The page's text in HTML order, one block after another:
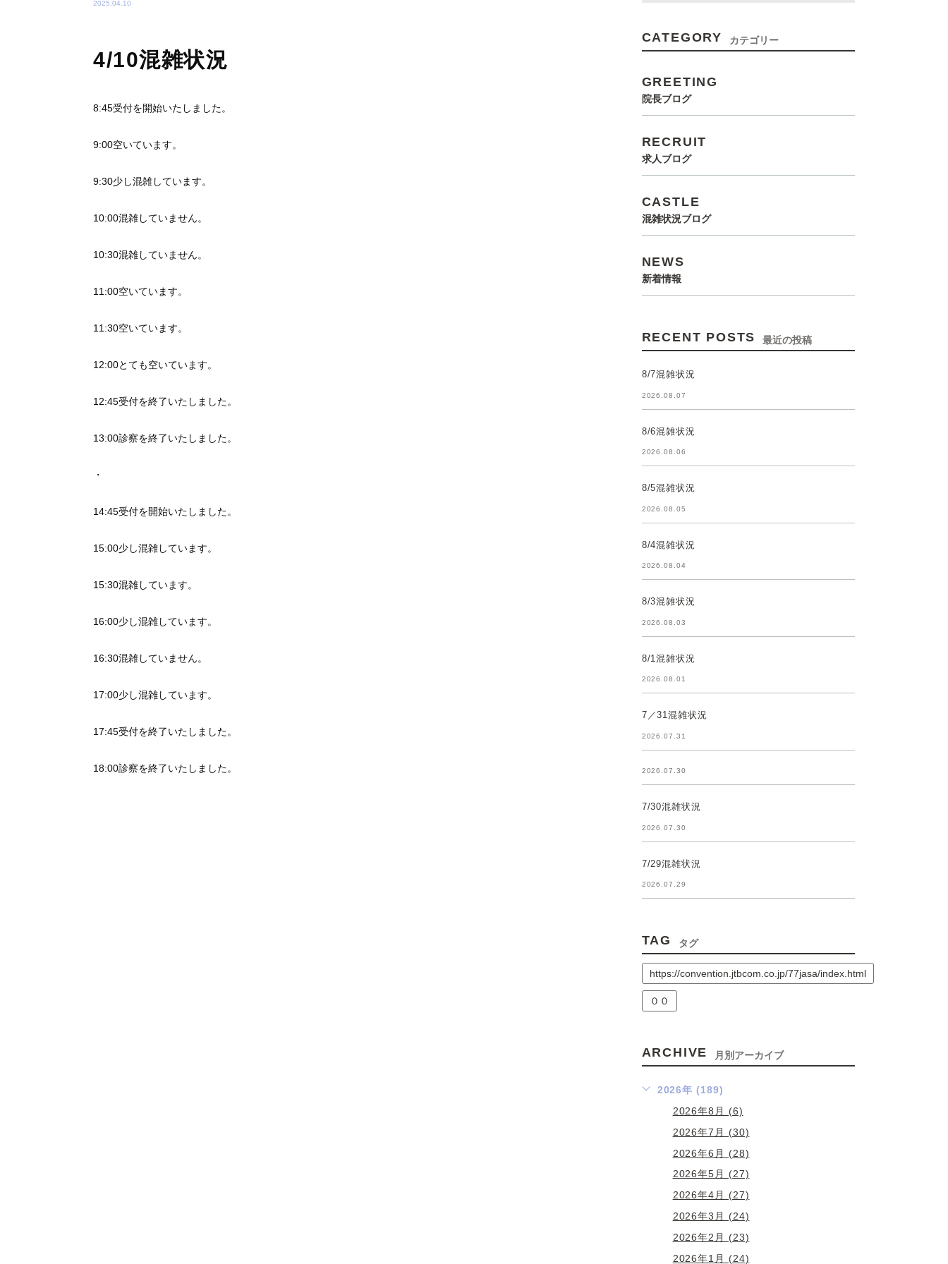
2025.04.10
4/10混雑状況
8:45受付を開始いたしました。
9:00空いています。
9:30少し混雑しています。
10:00混雑していません。
10:30混雑していません。
11:00空いています。
11:30空いています。
12:00とても空いています。
12:45受付を終了いたしました。
13:00診察を終了いたしました。
・
14:45受付を開始いたしました。
15:00少し混雑しています。
15:30混雑しています。
16:00少し混雑しています。
16:30混雑していません。
17:00少し混雑しています。
17:45受付を終了いたしました。
18:00診察を終了いたしました。
CATEGORY カテゴリー
GREETING
院長ブログ
RECRUIT
求人ブログ
CASTLE
混雑状況ブログ
NEWS
新着情報
RECENT POSTS 最近の投稿
8/7混雑状況
2026.08.07
8/6混雑状況
2026.08.06
8/5混雑状況
2026.08.05
8/4混雑状況
2026.08.04
8/3混雑状況
2026.08.03
8/1混雑状況
2026.08.01
7／31混雑状況
2026.07.31
2026.07.30
7/30混雑状況
2026.07.30
7/29混雑状況
2026.07.29
TAG タグ
https://convention.jtbcom.co.jp/77jasa/index.html
００
ARCHIVE 月別アーカイブ
2026年 (189)
2026年8月 (6)
2026年7月 (30)
2026年6月 (28)
2026年5月 (27)
2026年4月 (27)
2026年3月 (24)
2026年2月 (23)
2026年1月 (24)